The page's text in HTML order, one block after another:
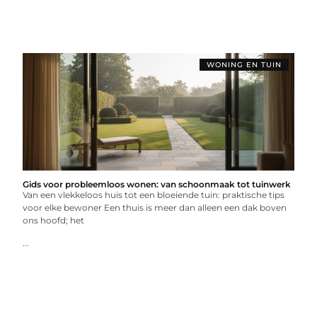
WONING EN TUIN
Gids voor probleemloos wonen: van schoonmaak tot tuinwerk
Van een vlekkeloos huis tot een bloeiende tuin: praktische tips
voor elke bewoner Een thuis is meer dan alleen een dak boven
ons hoofd; het
...